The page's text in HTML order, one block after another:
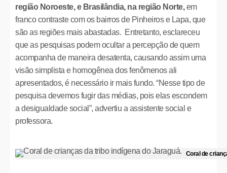
região Noroeste, e Brasilândia, na região Norte,em
franco contraste com os bairros de Pinheiros e Lapa, que
são as regiões mais abastadas. Entretanto, esclareceu
que as pesquisas podem ocultar a percepção de quem
acompanha de maneira desatenta, causando assim uma
visão simplista e homogênea dos fenômenos ali
apresentados, é necessário ir mais fundo. “Nesse tipo de
pesquisa devemos fugir das médias, pois elas escondem
a desigualdade social”, advertiu a assistente social e
professora.
Coral de